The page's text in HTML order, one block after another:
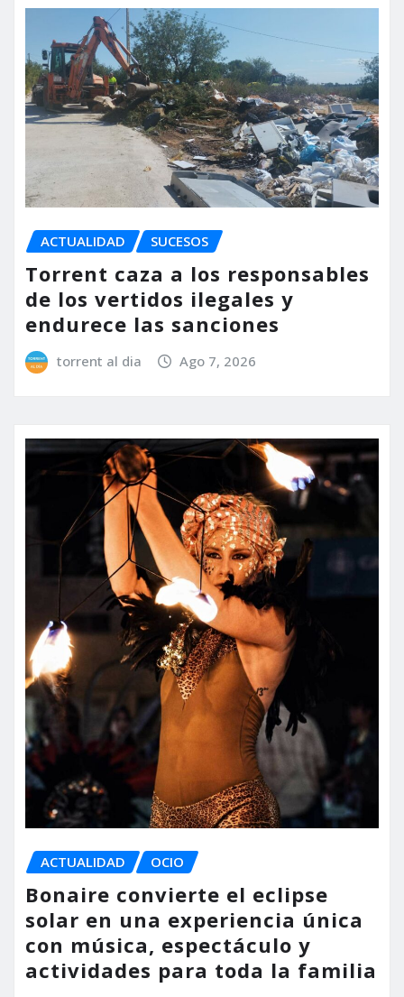
ACTUALIDAD SUCESOS
Torrent caza a los responsables
de los vertidos ilegales y
endurece las sanciones
torrent al dia Ago 7, 2026
ACTUALIDAD OCIO
Bonaire convierte el eclipse
solar en una experiencia única
con música, espectáculo y
actividades para toda la familia